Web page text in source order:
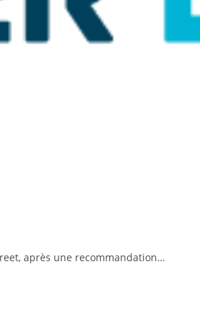
après une recommandation…